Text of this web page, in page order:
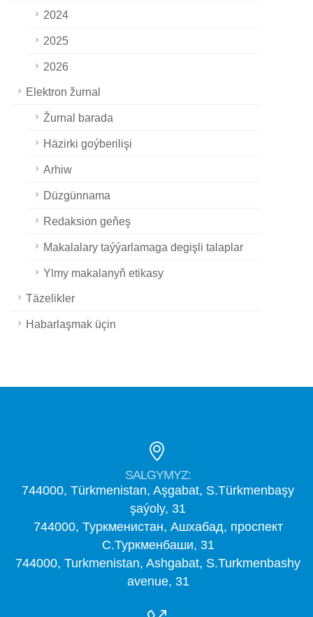
2024
2025
2026
Elektron žurnal
Žurnal barada
Häzirki goýberilişi
Arhiw
Düzgünnama
Redaksion geňeş
Makalalary taýýarlamaga degişli talaplar
Ylmy makalanyň etikasy
Täzelikler
Habarlaşmak üçin
SALGYMYZ:
744000, Türkmenistan, Aşgabat, S.Türkmenbaşy
şaýoly, 31
744000, Туркменистан, Ашхабад, проспект
С.Туркменбаши, 31
744000, Turkmenistan, Ashgabat, S.Turkmenbashy
avenue, 31